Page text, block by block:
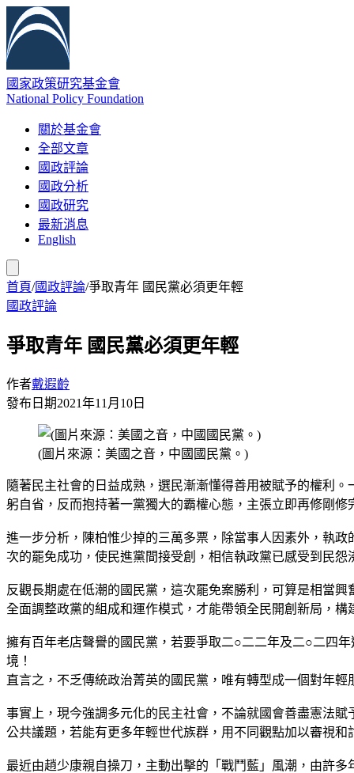
國家政策研究基金會
National Policy Foundation
關於基金會
全部文章
國政評論
國政分析
國政研究
最新消息
English
首頁/國政評論/爭取青年 國民黨必須更年輕
國政評論
爭取青年 國民黨必須更年輕
作者戴遐齡
發布日期2021年11月10日
(圖片來源：美國之音，中國國民黨。)
隨著民主社會的日益成熟，選民漸漸懂得善用被賦予的權利。
躬自省，反而抱持著一黨獨大的霸權心態，主張立即再修剛
進一步分析，陳柏惟少掉的三萬多票，除當事人因素外，執
次的罷免成功，使民進黨間接受創，相信執政黨已感受到民
反觀長期處在低潮的國民黨，這次罷免案勝利，可算是相當
全面調整政黨的組成和運作模式，才能帶領全民開創新局，
擁有百年老店聲譽的國民黨，若要爭取二○二二年及二○二四
境！
直言之，不乏傳統政治菁英的國民黨，唯有轉型成一個對年
事實上，現今強調多元化的民主社會，不論就國會善盡憲法
公共議題，若能有更多年輕世代族群，用不同觀點加以審視
最近由趙少康親自操刀，主動出擊的「戰鬥藍」風潮，由許